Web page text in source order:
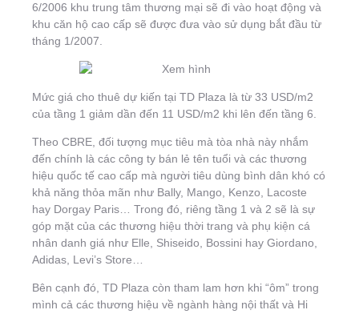
6/2006 khu trung tâm thương mại sẽ đi vào hoạt động và
khu căn hộ cao cấp sẽ được đưa vào sử dụng bắt đầu từ
tháng 1/2007.
Mức giá cho thuê dự kiến tại TD Plaza là từ 33 USD/m2
của tầng 1 giảm dần đến 11 USD/m2 khi lên đến tầng 6.
Theo CBRE, đối tượng mục tiêu mà tòa nhà này nhắm
đến chính là các công ty bán lẻ tên tuổi và các thương
hiệu quốc tế cao cấp mà người tiêu dùng bình dân khó có
khả năng thỏa mãn như Bally, Mango, Kenzo, Lacoste
hay Dorgay Paris… Trong đó, riêng tầng 1 và 2 sẽ là sự
góp mặt của các thương hiệu thời trang và phụ kiện cá
nhân danh giá như Elle, Shiseido, Bossini hay Giordano,
Adidas, Levi’s Store…
Bên cạnh đó, TD Plaza còn tham lam hơn khi “ôm” trong
mình cả các thương hiệu về ngành hàng nội thất và Hi